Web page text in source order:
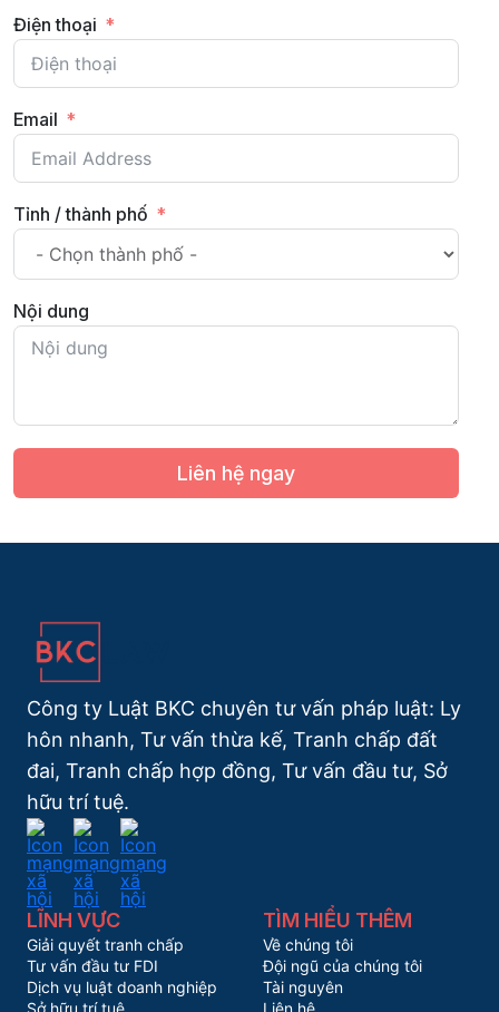
Điện thoại
Email
Tỉnh / thành phố
Nội dung
Liên hệ ngay
Công ty Luật BKC chuyên tư vấn pháp luật: Ly
hôn nhanh, Tư vấn thừa kế, Tranh chấp đất
đai, Tranh chấp hợp đồng, Tư vấn đầu tư, Sở
hữu trí tuệ.
LĨNH VỰC
Giải quyết tranh chấp
Tư vấn đầu tư FDI
Dịch vụ luật doanh nghiệp
TÌM HIỂU THÊM
Về chúng tôi
Đội ngũ của chúng tôi
Tài nguyên